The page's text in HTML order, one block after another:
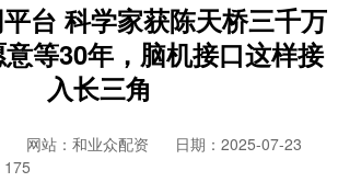
台 科学家获陈天桥三千万
等30年，脑机接口这样接
入长三角
网站：和业众配资
日期：2025-07-23
175